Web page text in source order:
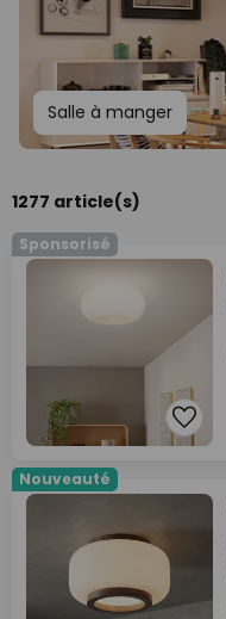
Salle à manger
1277 article(s)
Sponsorisé
Nouveauté